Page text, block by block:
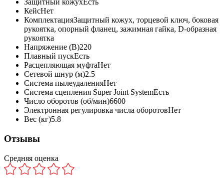
Защитный кожухЕсть
КейсНет
КомплектацияЗащитный кожух, торцевой ключ, боковая
рукоятка, опорный фланец, зажимная гайка, D-образная
рукоятка
Напряжение (В)220
Плавный пускЕсть
Расцепляющая муфтаНет
Сетевой шнур (м)2.5
Система пылеудаленияНет
Система сцепления Super Joint SystemЕсть
Число оборотов (об/мин)6600
Электронная регулировка числа оборотовНет
Вес (кг)5.8
Отзывы
Средняя оценка